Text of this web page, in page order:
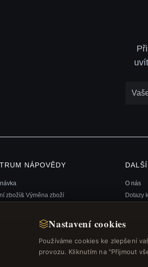
Nastavení cookies
Používáme cookies ke zlepšení
provozu. Kliknutím na "Přijmout
NÁPOVĚDY
zboží& Výměna zboží
O nás
Dotazy